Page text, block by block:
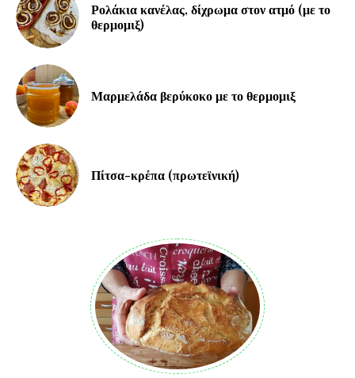
Ρολάκια κανέλας, δίχρωμα στον ατμό (με το
θερμομιξ)
Μαρμελάδα βερύκοκο με το θερμομιξ
Πίτσα-κρέπα (πρωτεϊνική)